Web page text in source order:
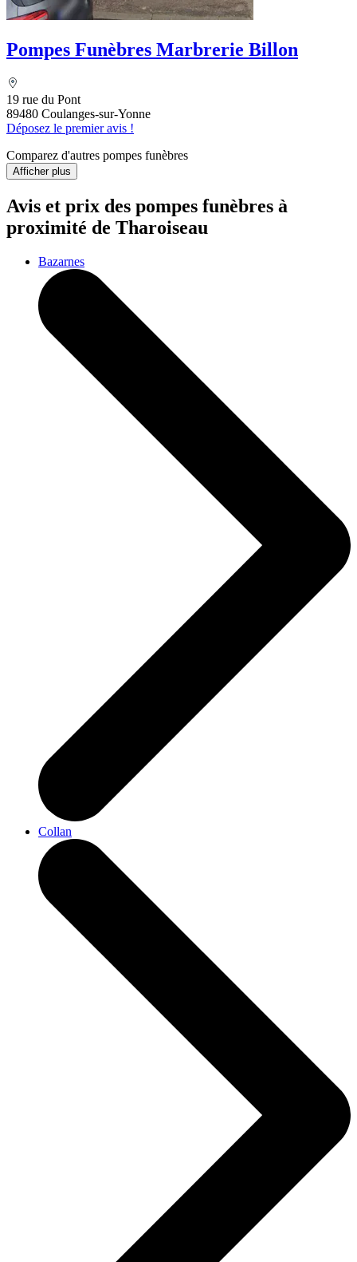
Pompes Funèbres Marbrerie Billon
19 rue du Pont
89480 Coulanges-sur-Yonne
Déposez le premier avis !
Comparez d'autres pompes funèbres
Afficher plus
Avis et prix des pompes funèbres à
proximité de Tharoiseau
Bazarnes
Collan